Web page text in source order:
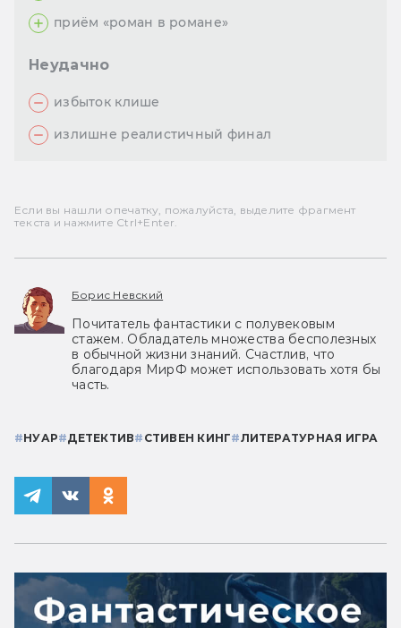
приём «роман в романе»
Неудачно
избыток клише
излишне реалистичный финал
Если вы нашли опечатку, пожалуйста, выделите фрагмент
текста и нажмите Ctrl+Enter.
Борис Невский
Почитатель фантастики с полувековым
стажем. Обладатель множества бесполезных
в обычной жизни знаний. Счастлив, что
благодаря МирФ может использовать хотя бы
часть.
#НУАР#ДЕТЕКТИВ# СТИВЕН КИНГ#ЛИТЕРАТУРНАЯ ИГРА